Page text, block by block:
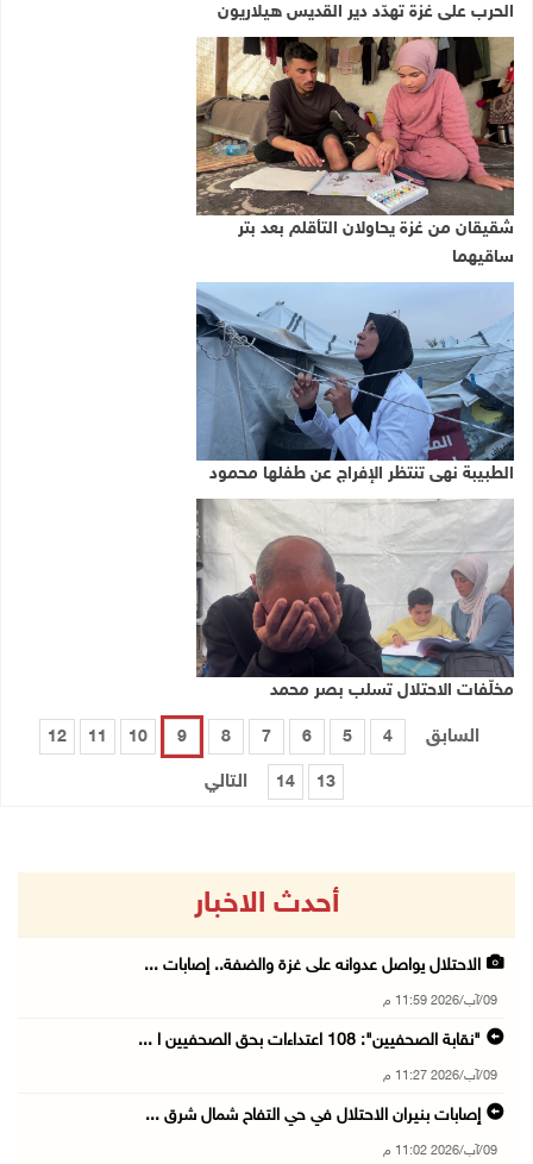
الحرب على غزة تهدّد دير القديس هيلاريون
شقيقان من غزة يحاولان التأقلم بعد بتر
ساقيهما
الطبيبة نهى تنتظر الإفراج عن طفلها محمود
مخلّفات الاحتلال تسلب بصر محمد
السابق 4
5
6
7
8
9
10
11
12
13
14 التالي
أحدث الاخبار
الاحتلال يواصل عدوانه على غزة والضفة.. إصابات ...
09/آب/2026 11:59 م
"نقابة الصحفيين": 108 اعتداءات بحق الصحفيين ا ...
09/آب/2026 11:27 م
إصابات بنيران الاحتلال في حي التفاح شمال شرق ...
09/آب/2026 11:02 م